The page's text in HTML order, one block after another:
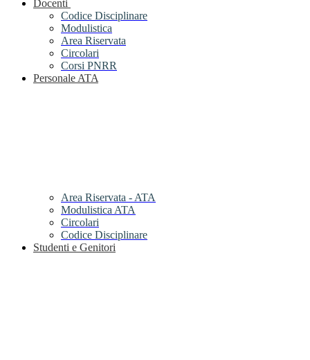
Docenti
Codice Disciplinare
Modulistica
Area Riservata
Circolari
Corsi PNRR
Personale ATA
Area Riservata - ATA
Modulistica ATA
Circolari
Codice Disciplinare
Studenti e Genitori